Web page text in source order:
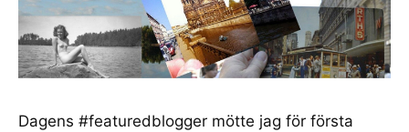
Dagens #featuredblogger mötte jag för första